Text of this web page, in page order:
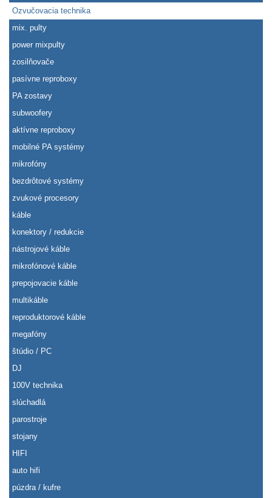
Ozvučovacia technika
mix. pulty
power mixpulty
zosilňovače
pasívne reproboxy
PA zostavy
subwoofery
aktívne reproboxy
mobilné PA systémy
mikrofóny
bezdrôtové systémy
zvukové procesory
káble
konektory / redukcie
nástrojové káble
mikrofónové káble
prepojovacie káble
multikáble
reproduktorové káble
megafóny
štúdio / PC
DJ
100V technika
slúchadlá
parostroje
stojany
HIFI
auto hifi
púzdra / kufre